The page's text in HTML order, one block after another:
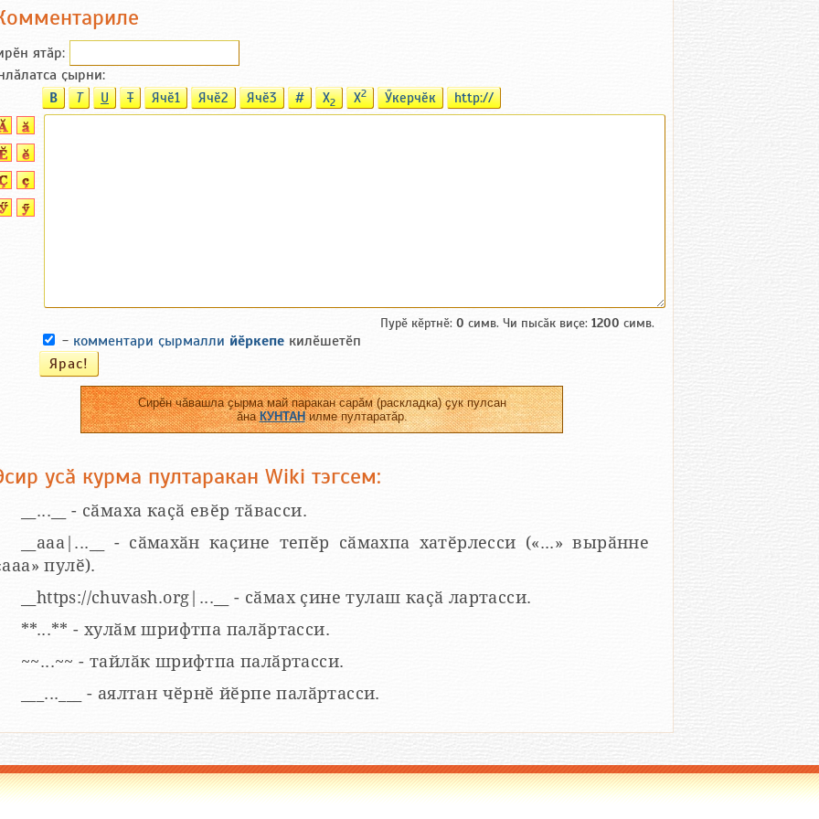
ятӑp:
ҫырни:
B T U T Ячӗ1 Ячӗ2 Ячӗ3 # X2 X2 Ӳкерчӗк http://
Пурӗ кӗртнӗ: 0 симв. Чи пысӑк виҫе: 1200 симв.
- комментари ҫырмалли йӗркепе килӗшетӗп
Сирӗн чӑвашла ҫырма май паракан сарӑм (раскладка) ҫук пулсан
ӑнаКУНТАНилме пултаратӑр.
усӑ курма пултаракан Wiki тэгсем:
__...__ - сӑмаха каҫӑ евӗр тӑвасси.
__aaa|...__ - сӑмахӑн каҫине тепӗр сӑмахпа хатӗрлесси («...» вырӑнне
пулӗ).
__https://chuvash.org|...__ - сӑмах ҫине тулаш каҫӑ лартасси.
**...** - хулӑм шрифтпа палӑртасси.
~~...~~ - тайлӑк шрифтпа палӑртасси.
___...___ - аялтан чӗрнӗ йӗрпе палӑртасси.